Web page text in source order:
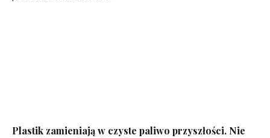
Plastik zamieniają w czyste paliwo przyszłości. Nie